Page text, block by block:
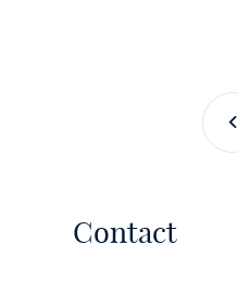
Contact